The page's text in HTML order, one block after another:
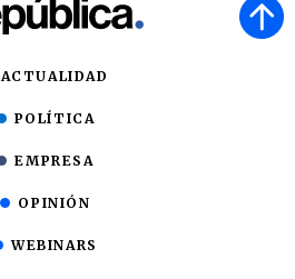
ACTUALIDAD
POLÍTICA
EMPRESA
OPINIÓN
WEBINARS